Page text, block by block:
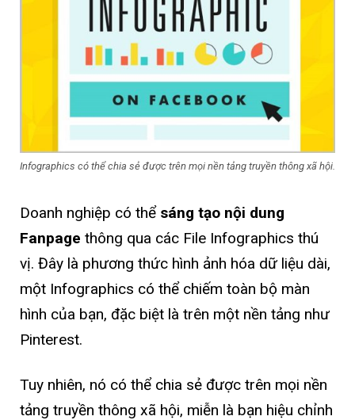
Infographics có thể chia sẻ được trên mọi nền tảng truyền thông xã hội.
Doanh nghiệp có thể sáng tạo nội dung
Fanpage thông qua các File Infographics thú
vị. Đây là phương thức hình ảnh hóa dữ liệu dài,
một Infographics có thể chiếm toàn bộ màn
hình của bạn, đặc biệt là trên một nền tảng như
Pinterest.
Tuy nhiên, nó có thể chia sẻ được trên mọi nền
tảng truyền thông xã hội, miễn là bạn hiệu chỉnh